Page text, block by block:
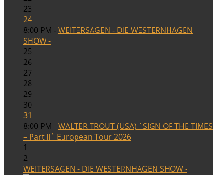
23
24
8:00 PM -WEITERSAGEN - DIE WESTERNHAGEN
SHOW -
25
26
27
28
29
30
31
8:00 PM -WALTER TROUT (USA) `SIGN OF THE TIMES
– Part II` European Tour 2026
1
2
WEITERSAGEN - DIE WESTERNHAGEN SHOW -